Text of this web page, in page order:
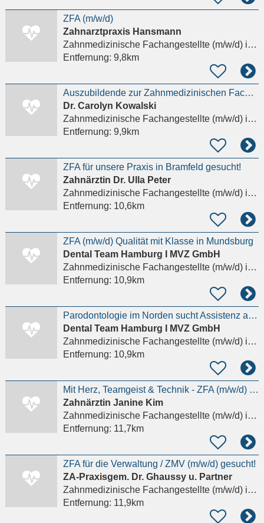
ZFA (m/w/d)
Zahnarztpraxis Hansmann
Zahnmedizinische Fachangestellte (m/w/d)in Hamburg
Entfernung: 9,8km
Auszubildende zur Zahnmedizinischen Fachangestellten (m/w/d)
Dr. Carolyn Kowalski
Zahnmedizinische Fachangestellte (m/w/d)in Reinbek, Neuschönningstedt
Entfernung: 9,9km
ZFA für unsere Praxis in Bramfeld gesucht!
Zahnärztin Dr. Ulla Peter
Zahnmedizinische Fachangestellte (m/w/d)in Hamburg
Entfernung: 10,6km
ZFA (m/w/d) Qualität mit Klasse in Mundsburg
Dental Team Hamburg I MVZ GmbH
Zahnmedizinische Fachangestellte (m/w/d)in Hamburg, Wandsbek
Entfernung: 10,9km
Parodontologie im Norden sucht Assistenz auf Augenhöhe. ZFA Vollzeit (m/w/d) | Hamburg-Blankenese
Dental Team Hamburg I MVZ GmbH
Zahnmedizinische Fachangestellte (m/w/d)in Hamburg, Wandsbek
Entfernung: 10,9km
Mit Herz, Teamgeist & Technik - ZFA (m/w/d) gesucht
Zahnärztin Janine Kim
Zahnmedizinische Fachangestellte (m/w/d)in Hamburg
Entfernung: 11,7km
ZFA für die Verwaltung / ZMV (m/w/d) gesucht!
ZA-Praxisgem. Dr. Ghaussy u. Partner
Zahnmedizinische Fachangestellte (m/w/d)in Hamburg
Entfernung: 11,9km